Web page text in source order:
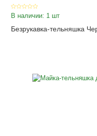
В наличии: 1 шт
Безрукавка-тельняшка